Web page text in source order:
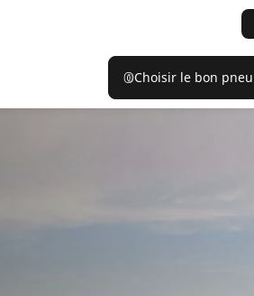
Choisir le bon pneu